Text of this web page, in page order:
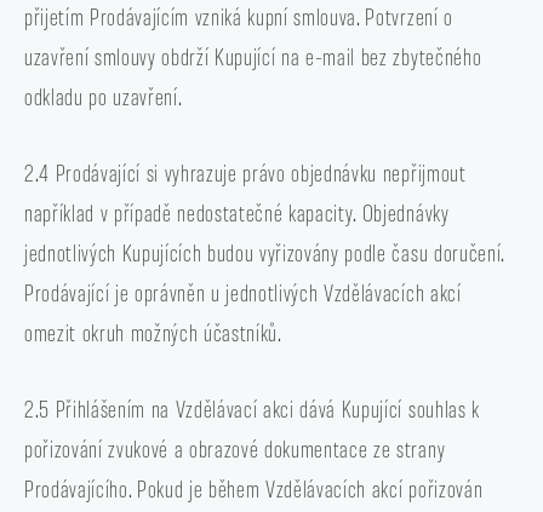
přijetím Prodávajícím vzniká kupní smlouva. Potvrzení o
uzavření smlouvy obdrží Kupující na e-mail bez zbytečného
odkladu po uzavření.
2.4 Prodávající si vyhrazuje právo objednávku nepřijmout
například v případě nedostatečné kapacity. Objednávky
jednotlivých Kupujících budou vyřizovány podle času doručení.
Prodávající je oprávněn u jednotlivých Vzdělávacích akcí
omezit okruh možných účastníků.
2.5 Přihlášením na Vzdělávací akci dává Kupující souhlas k
pořizování zvukové a obrazové dokumentace ze strany
Prodávajícího. Pokud je během Vzdělávacích akcí pořizován